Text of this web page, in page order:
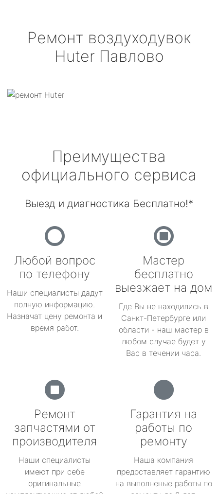
Ремонт воздуходувок
Huter Павлово
Преимущества
официального сервиса
Выезд и диагностика Бесплатно!*
Любой вопрос
по телефону
Наши специалисты дадут
полную информацию.
Назначат цену ремонта и
время работ.
Мастер
бесплатно
выезжает на дом
Где Вы не находились в
Санкт-Петербурге или
области - наш мастер в
любом случае будет у
Вас в течении часа.
Ремонт
запчастями от
производителя
Наши специалисты
имеют при себе
оригинальные
Гарантия на
работы по
ремонту
Наша компания
предоставляет гарантию
на выполненые работы по